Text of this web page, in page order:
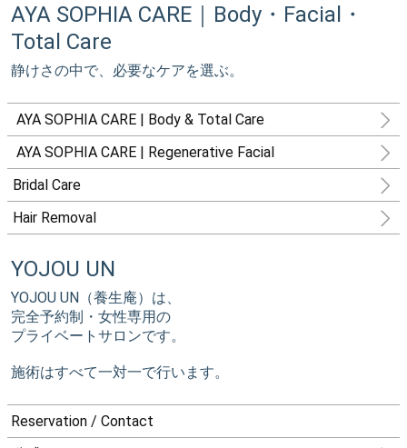
AYA SOPHIA CARE｜Body・Facial・
Total Care
静けさの中で、必要なケアを選ぶ。
AYA SOPHIA CARE | Body & Total Care
AYA SOPHIA CARE | Regenerative Facial
Bridal Care
Hair Removal
YOJOU UN
YOJOU UN（養生庵）は、
完全予約制・女性専用の
プライベートサロンです。
施術はすべて一対一で行います。
Reservation / Contact